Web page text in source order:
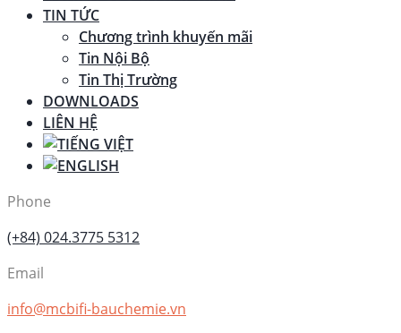
TIN TỨC
Chương trình khuyến mãi
Tin Nội Bộ
Tin Thị Trường
DOWNLOADS
LIÊN HỆ
Phone
(+84) 024.3775 5312
Email
info@mcbifi-bauchemie.vn